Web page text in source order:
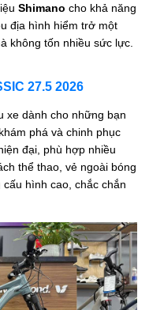
Shimano cho khả năng
địa hình hiểm trở một
không tốn nhiều sức lực.
27.5 2026
xe dành cho những bạn
phá và chinh phục
đại, phù hợp nhiều
thể thao, vẻ ngoài bóng
hình cao, chắc chắn